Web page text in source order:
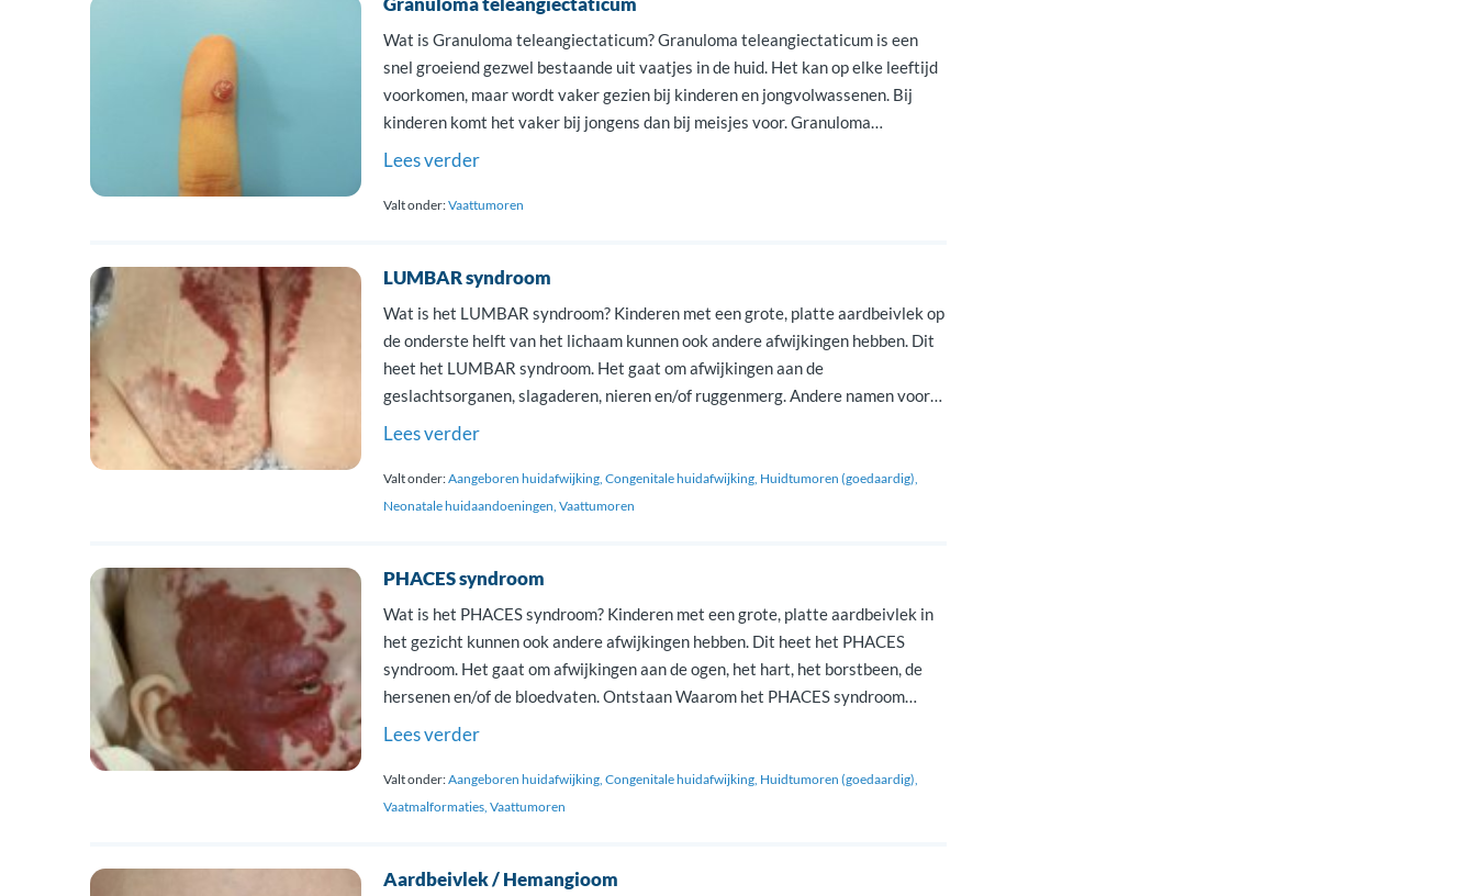
Wat is Granuloma teleangiectaticum? Granuloma teleangiectaticum is een
snel groeiend gezwel bestaande uit vaatjes in de huid. Het kan op elke leeftijd
voorkomen, maar wordt vaker gezien bij kinderen en jongvolwassenen. Bij
kinderen komt het vaker bij jongens dan bij meisjes voor. Granuloma
teleangiectaticum op de slijmvliezen komt vaker voor bij volwassen vrouwen
Lees verder
Valt onder:Vaattumoren
LUMBAR syndroom
Wat is het LUMBAR syndroom? Kinderen met een grote, platte aardbeivlek op
de onderste helft van het lichaam kunnen ook andere afwijkingen hebben. Dit
heet het LUMBAR syndroom. Het gaat om afwijkingen aan de
geslachtsorganen, slagaderen, nieren en/of ruggenmerg. Andere namen voor
dit syndroom zijn SACRAL syndroom en PELVIS syndroom. Ontstaan Waarom
Lees verder
Valt onder:Aangeboren huidafwijking Congenitale huidafwijking Huidtumoren (goedaardig)
Neonatale huidaandoeningen Vaattumoren
PHACES syndroom
Wat is het PHACES syndroom? Kinderen met een grote, platte aardbeivlek in
het gezicht kunnen ook andere afwijkingen hebben. Dit heet het PHACES
syndroom. Het gaat om afwijkingen aan de ogen, het hart, het borstbeen, de
hersenen en/of de bloedvaten. Ontstaan Waarom het PHACES syndroom
ontstaat is niet precies bekend. Symptomen De letters van ‘PHACES’ staan
Lees verder
Valt onder:Aangeboren huidafwijking Congenitale huidafwijking Huidtumoren (goedaardig)
Vaatmalformaties Vaattumoren
Aardbeivlek / Hemangioom